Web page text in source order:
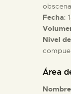
EL
Fecha:
Nivel
Área